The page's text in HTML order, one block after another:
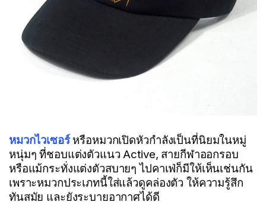
หมวกไวเซอร์หรือหมวกเปิดหัวกำลังเป็นที่นิยมในหมู่
หนุ่มๆ ที่ชอบแต่งตัวแนว Active, สายกีฬาออกรอบ
หรือแม้กระทั่งแต่งตัวสบายๆ ไปคาเฟ่ก็มีให้เห็นเช่นกัน
เพราะหมวกประเภทนี้ใส่แล้วดูคล่องตัว ให้ความรู้สึก
ทันสมัย และยังระบายอากาศได้ดี